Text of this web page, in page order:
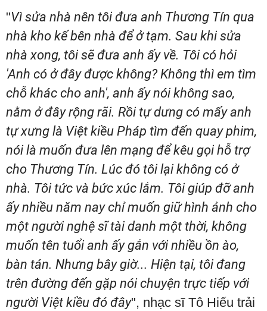
"Vì sửa nhà nên tôi đưa anh Thương Tín qua
nhà kho kế bên nhà để ở tạm. Sau khi sửa
nhà xong, tôi sẽ đưa anh ấy về. Tôi có hỏi
'Anh có ở đây được không? Không thì em tìm
chỗ khác cho anh', anh ấy nói không sao,
nằm ở đây rộng rãi. Rồi tự dưng có mấy anh
tự xưng là Việt kiều Pháp tìm đến quay phim,
nói là muốn đưa lên mạng để kêu gọi hỗ trợ
cho Thương Tín. Lúc đó tôi lại không có ở
nhà. Tôi tức và bức xúc lắm. Tôi giúp đỡ anh
ấy nhiều năm nay chỉ muốn giữ hình ảnh cho
một người nghệ sĩ tài danh một thời, không
muốn tên tuổi anh ấy gắn với nhiều ồn ào,
bàn tán. Nhưng bây giờ... Hiện tại, tôi đang
trên đường đến gặp nói chuyện trực tiếp với
người Việt kiều đó đây", nhạc sĩ Tô Hiếu trải